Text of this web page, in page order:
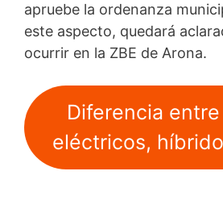
apruebe la ordenanza
este aspecto, quedará
ocurrir en la ZBE de Arona.
Diferencia
eléctricos,